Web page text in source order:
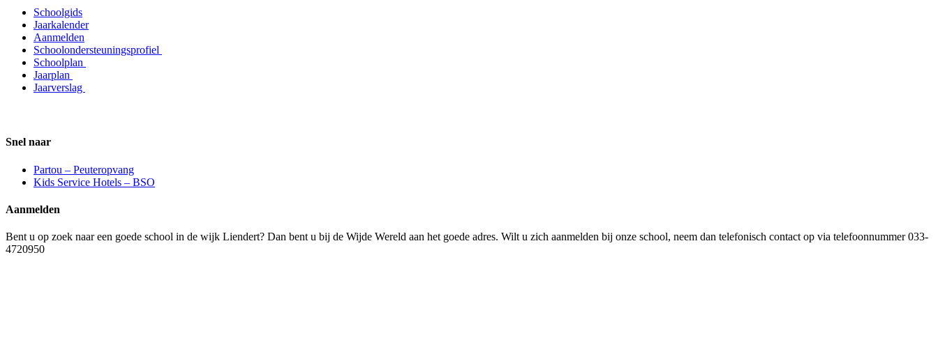
Schoolgids
Jaarkalender
Aanmelden
Schoolondersteuningsprofiel
Schoolplan
Jaarplan
Jaarverslag
Snel naar
Partou – Peuteropvang
Kids Service Hotels – BSO
Aanmelden
Bent u op zoek naar een goede school in de wijk Liendert? Dan bent u bij de Wijde Wereld aan het goede adres. Wilt u zich aanmelden bij onze school, neem dan telefonisch contact op via telefoonnummer 033-
4720950